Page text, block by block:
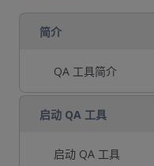
简介
QA 工具简介
启动 QA 工具
启动 QA 工具